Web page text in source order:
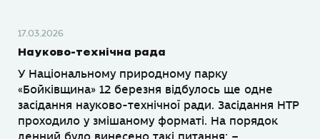
17.03.2026
Науково-технічна рада
У Національному природному парку
«Бойківщина» 12 березня відбулось ще одне
засідання науково-технічної ради. Засідання НТР
проходило у змішаному форматі. На порядок